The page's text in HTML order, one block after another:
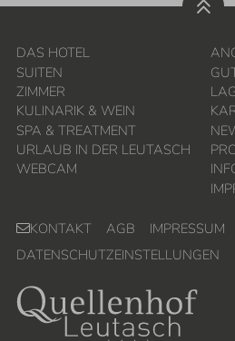
DAS HOTEL
SUITEN
ZIMMER
KULINARIK & WEIN
SPA & TREATMENT
URLAUB IN DER LEUTASCH
WEBCAM
KONTAKT AGB IMPRESSUM
DATENSCHUTZEINSTELLUNGEN